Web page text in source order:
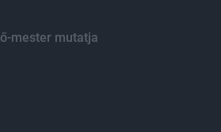
mester mutatja